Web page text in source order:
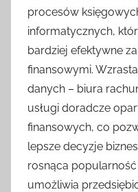
procesów
informatycznych,
bardziej efektywne
finansowymi.
danych – biura
usługi doradcze
finansowych, co
lepsze decyzje
rosnąca
umożliwia